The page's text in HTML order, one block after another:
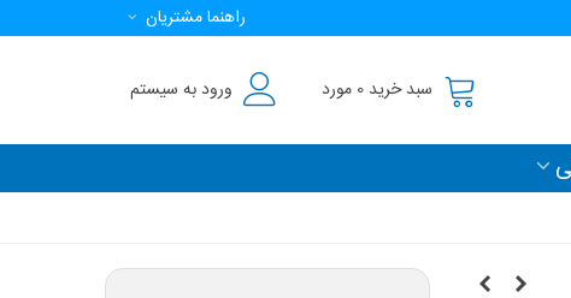
راهنما مشتریان
سبد خرید 0 مورد ورود به سیستم